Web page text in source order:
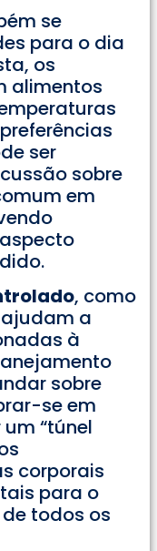
se
para o dia
os
alimentos
ser
sobre
em
, como
a
à
sobre
se em
“túnel
corporais
para o
todos os